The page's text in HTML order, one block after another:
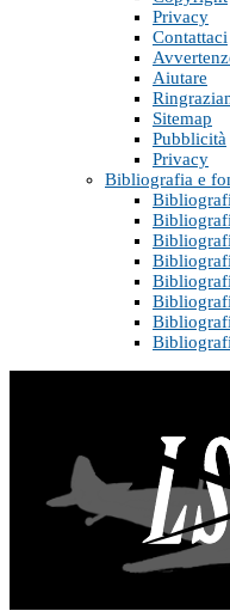
Privacy
Contattaci
Aiutare
Sitemap
Pubblicità
Privacy
Bibliografia e